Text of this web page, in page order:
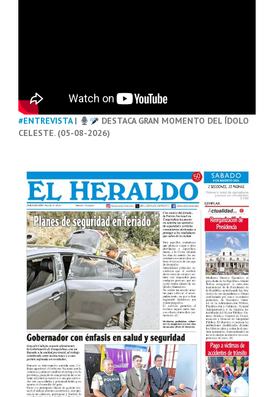
#ENTREVISTA|
DESTACA GRAN MOMENTO DEL ÍDOLO
CELESTE. (05-08-2026)